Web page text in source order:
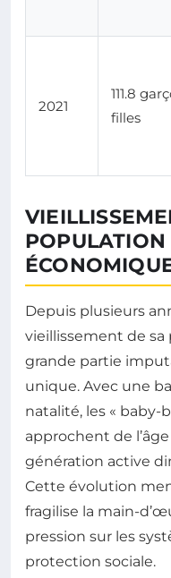
2021
111.8
filles
POPULATION
Depuis plusieurs
vieillissement de sa
grande partie
unique. Avec une
natalité, les « baby-
approchent de
génération active
Cette évolution
fragilise la main-
pression sur les
protection sociale.